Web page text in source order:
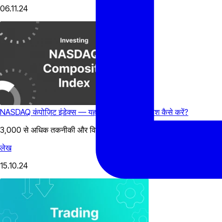
06.11.24
NASDAQ कंपोज़िट इंडेक्स — यह क्या है और इसमें निवेश कैसे करें?
3,000 से अधिक तकनीकी और विकास कंपनियों को ट्रैक करने वाले प्रमुख
लेख
15.10.24